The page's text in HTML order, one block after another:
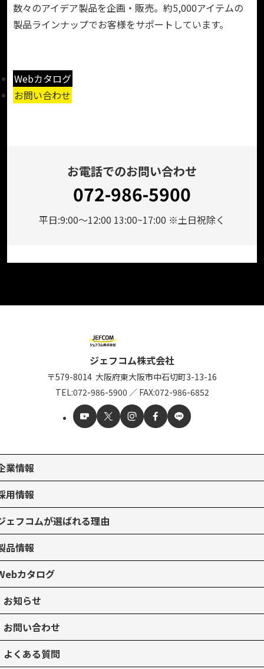
数々のアイデア製品を企画・販売。約5,000アイテムの
製品ラインナップでお客様をサポートしています。
Webカタログ
お問い合わせ
お電話でのお問い合わせ
072-986-5900
平日:9:00～12:00 13:00~17:00 ※土日祝除く
ジェフコム株式会社
〒579-8014 大阪府東大阪市中石切町3-13-16
TEL:072-986-5900 ／ FAX:072-986-6852
業情報
用情報
ェフコムが選ばれる理由
品情報
カタログ
お知らせ
お問い合わせ
よくある質問